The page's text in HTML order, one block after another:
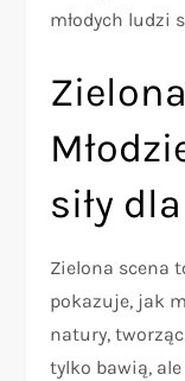
młodych ludzi
siły
Zielona scena
pokazuje, jak
natury,
tylko bawią,